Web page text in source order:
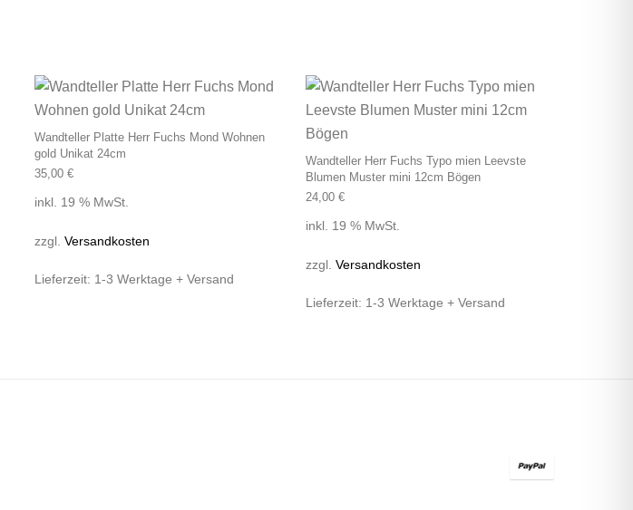
Wandteller Platte Herr Fuchs Mond Wohnen
gold Unikat 24cm
35,00 €
inkl. 19 % MwSt.
zzgl. Versandkosten
Lieferzeit: 1-3 Werktage + Versand
Wandteller Herr Fuchs Typo mien Leevste
Blumen Muster mini 12cm Bögen
24,00 €
inkl. 19 % MwSt.
zzgl. Versandkosten
Lieferzeit: 1-3 Werktage + Versand